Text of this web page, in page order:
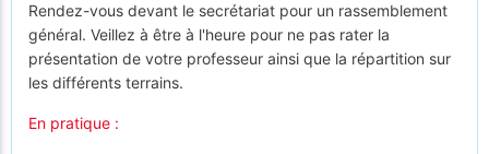
Rendez-vous devant le secrétariat pour un rassemblement
général. Veillez à être à l'heure pour ne pas rater la
présentation de votre professeur ainsi que la répartition sur
les différents terrains.
En pratique :